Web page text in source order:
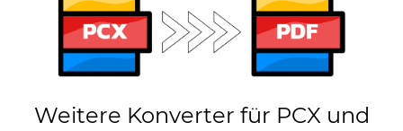
Weitere Konverter für PCX und